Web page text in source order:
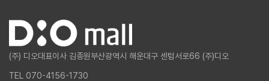
(주) 디오대표이사 김종원부산광역시 해운대구 센텀서로66 (주)디오
TEL 070-4156-1730